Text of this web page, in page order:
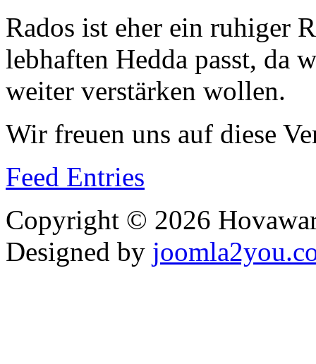
Rados ist eher ein ruhiger
lebhaften Hedda passt, da
weiter verstärken wollen.
Wir freuen uns auf diese
Feed Entries
Copyright © 2026
Designed by